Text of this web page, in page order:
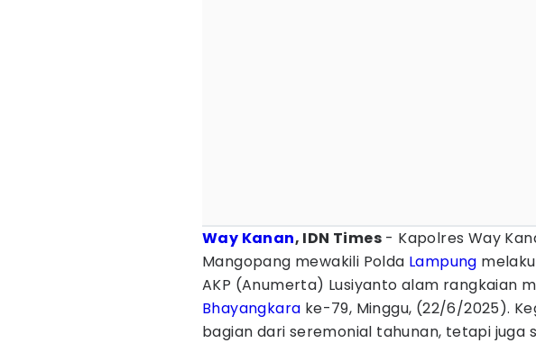
Way Kanan, IDN Times - Kapolres Way
Mangopang mewakili Polda Lampung
AKP (Anumerta) Lusiyanto alam rangkaian
Bhayangkara ke-79, Minggu, (22/6/2025).
bagian dari seremonial tahunan, tetapi juga